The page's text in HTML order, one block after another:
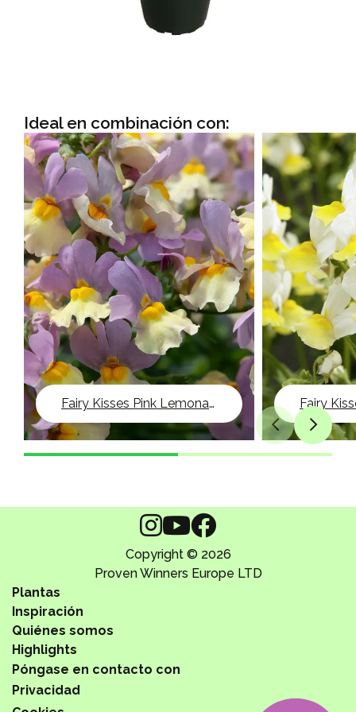
Ideal en combinación con:
Fairy Kisses Pink Lemonade Fairy
Copyright © 2026
Proven Winners Europe LTD
Plantas
Inspiración
Quiénes somos
Privacidad
Highlights
Póngase en contacto con